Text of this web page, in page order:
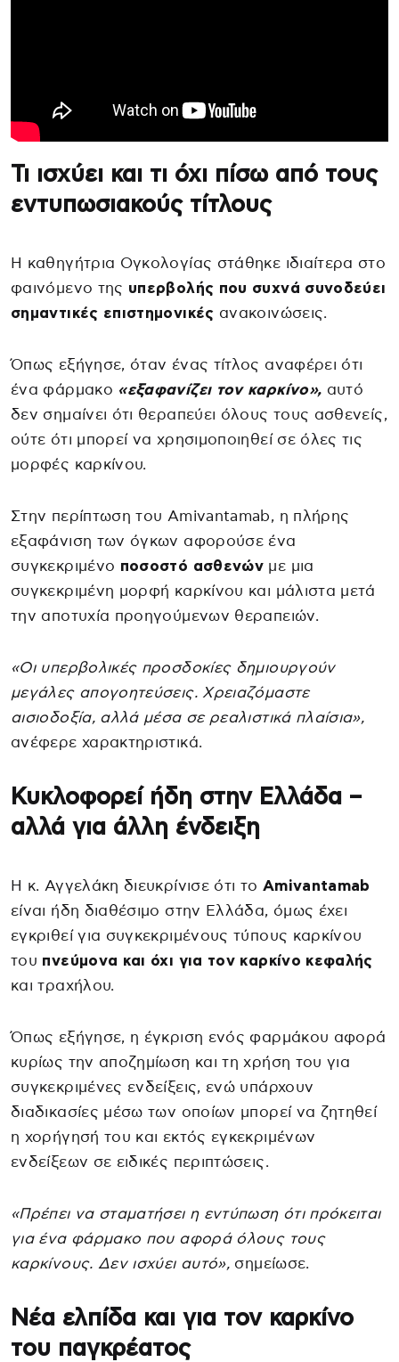
Τι ισχύει και τι όχι πίσω από τους
εντυπωσιακούς τίτλους
Η καθηγήτρια Ογκολογίας στάθηκε ιδιαίτερα στο
φαινόμενο της υπερβολής που συχνά συνοδεύει
σημαντικές επιστημονικές ανακοινώσεις.
Όπως εξήγησε, όταν ένας τίτλος αναφέρει ότι
ένα φάρμακο «εξαφανίζει τον καρκίνο», αυτό
δεν σημαίνει ότι θεραπεύει όλους τους ασθενείς,
ούτε ότι μπορεί να χρησιμοποιηθεί σε όλες τις
μορφές καρκίνου.
Στην περίπτωση του Amivantamab, η πλήρης
εξαφάνιση των όγκων αφορούσε ένα
συγκεκριμένο ποσοστό ασθενών με μια
συγκεκριμένη μορφή καρκίνου και μάλιστα μετά
την αποτυχία προηγούμενων θεραπειών.
«Οι υπερβολικές προσδοκίες δημιουργούν
μεγάλες απογοητεύσεις. Χρειαζόμαστε
αισιοδοξία, αλλά μέσα σε ρεαλιστικά πλαίσια»,
ανέφερε χαρακτηριστικά.
Κυκλοφορεί ήδη στην Ελλάδα –
αλλά για άλλη ένδειξη
Η κ. Αγγελάκη διευκρίνισε ότι το Amivantamab
είναι ήδη διαθέσιμο στην Ελλάδα, όμως έχει
εγκριθεί για συγκεκριμένους τύπους καρκίνου
του πνεύμονα και όχι για τον καρκίνο κεφαλής
και τραχήλου.
Όπως εξήγησε, η έγκριση ενός φαρμάκου αφορά
κυρίως την αποζημίωση και τη χρήση του για
συγκεκριμένες ενδείξεις, ενώ υπάρχουν
διαδικασίες μέσω των οποίων μπορεί να ζητηθεί
η χορήγησή του και εκτός εγκεκριμένων
ενδείξεων σε ειδικές περιπτώσεις.
«Πρέπει να σταματήσει η εντύπωση ότι πρόκειται
για ένα φάρμακο που αφορά όλους τους
καρκίνους. Δεν ισχύει αυτό», σημείωσε.
Νέα ελπίδα και για τον καρκίνο
του παγκρέατος